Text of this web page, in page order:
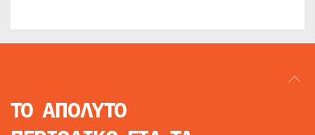
ΤΟ ΑΠΟΛΥΤΟ